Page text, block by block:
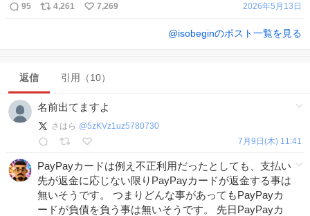
95 4,261 7,269 2026年5月13日
@isobeginのポスト一覧を見る
返信 引用（10）
名前出てますよ
さはら @5zKVz1uz5780730
7月9日(木) 11:41
PayPayカードは例え不正利用だったとしても、支払い
先が返金に応じない限りPayPayカードが返金する事は
無いそうです。 つまりどんな事があってもPayPayカ
ードが負債を負う事は無いそうです。 先日PayPayカ